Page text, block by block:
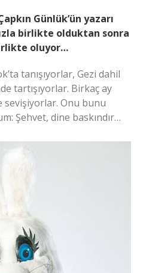
Günlük’ün yazarı
birlikte olduktan sonra
oluyor…
tanışıyorlar, Gezi dahil
tartışıyorlar. Birkaç ay
sevişiyorlar. Onu bunu
Şehvet, dine baskındır…